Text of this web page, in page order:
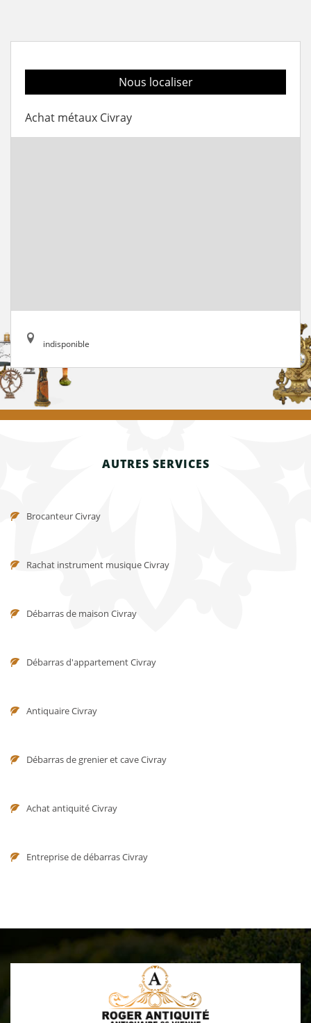
Nous localiser
Achat métaux Civray
indisponible
AUTRES SERVICES
Brocanteur Civray
Rachat instrument musique Civray
Débarras de maison Civray
Débarras d'appartement Civray
Antiquaire Civray
Débarras de grenier et cave Civray
Achat antiquité Civray
Entreprise de débarras Civray